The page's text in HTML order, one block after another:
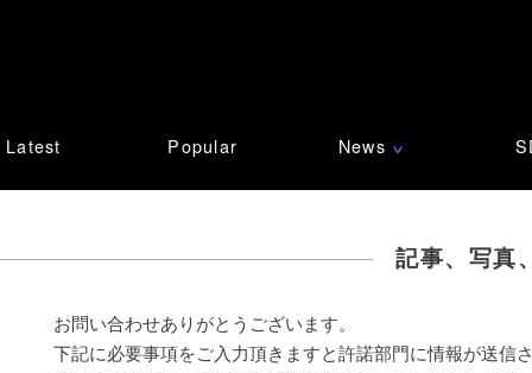
Latest Popular News ∨
記事、写真
お問い合わせありがとうございます。
下記に必要事項をご入力頂きますと許諾部門に情報が送信